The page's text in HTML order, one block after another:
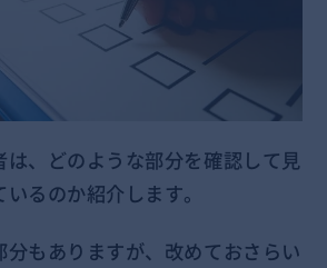
は、どのような部分を確認して見
るのか紹介します。
分もありますが、改めておさらい